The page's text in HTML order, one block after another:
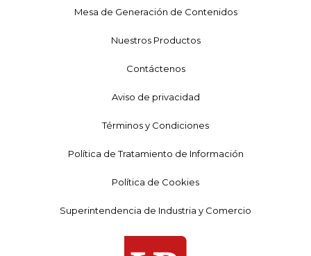
Mesa de Generación de Contenidos
Nuestros Productos
Contáctenos
Aviso de privacidad
Términos y Condiciones
Política de Tratamiento de Información
Política de Cookies
Superintendencia de Industria y Comercio